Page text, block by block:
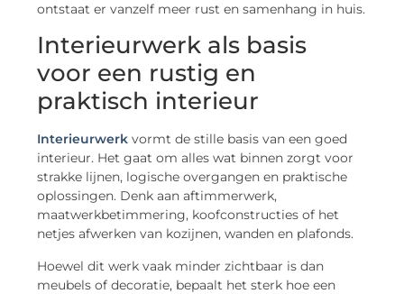
ontstaat er vanzelf meer rust en samenhang in huis.
Interieurwerk als basis
voor een rustig en
praktisch interieur
Interieurwerk vormt de stille basis van een goed
interieur. Het gaat om alles wat binnen zorgt voor
strakke lijnen, logische overgangen en praktische
oplossingen. Denk aan aftimmerwerk,
maatwerkbetimmering, koofconstructies of het
netjes afwerken van kozijnen, wanden en plafonds.
Hoewel dit werk vaak minder zichtbaar is dan
meubels of decoratie, bepaalt het sterk hoe een